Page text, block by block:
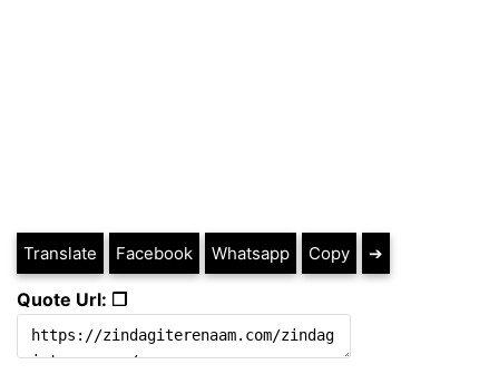
Translate Facebook Whatsapp Copy ➔
Quote Url: ❐